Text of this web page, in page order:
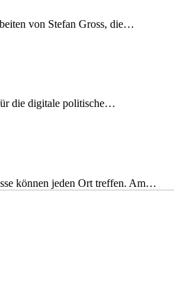
von Stefan Gross, die…
die digitale politische…
können jeden Ort treffen. Am…